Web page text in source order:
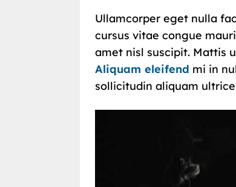
Ullamcorper eget nulla
cursus vitae congue
amet nisl suscipit. Mattis
Aliquam eleifend mi in
sollicitudin aliquam